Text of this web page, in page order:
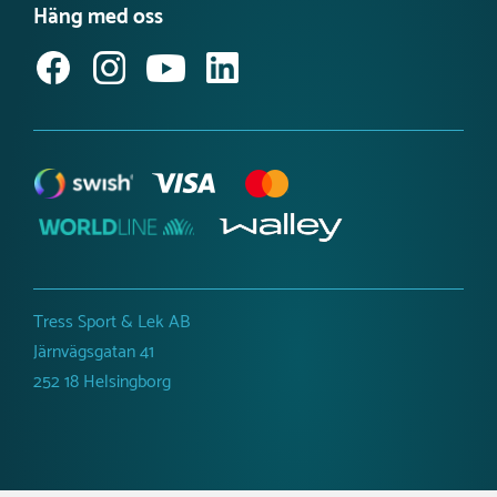
Svanenmärkta lekplatsprodukter
Jobba hos oss
Anmäl dig till vårt nyhetsbrev
Tillgänglighetsredogörelse
Häng med oss
Tress Sport & Lek AB
Järnvägsgatan 41
252 18 Helsingborg